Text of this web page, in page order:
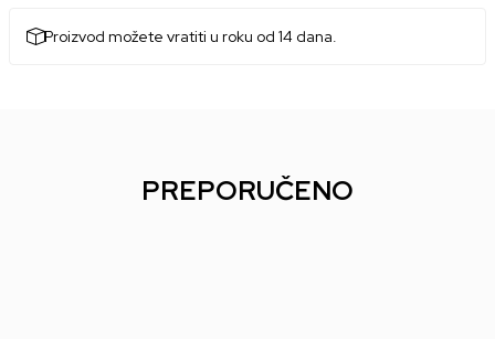
Proizvod možete vratiti u roku od 14 dana.
PREPORUČENO